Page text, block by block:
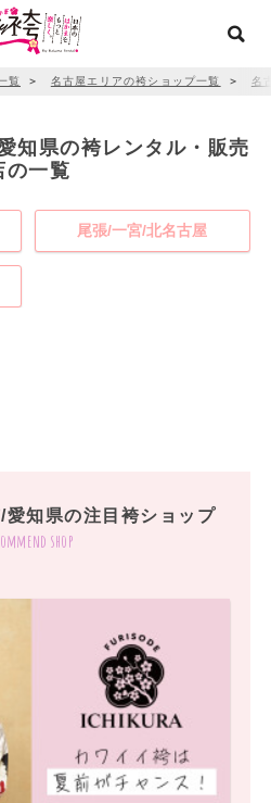
覧 ＞ 名古屋エリアの袴ショップ一覧 ＞ 名
知県の袴レンタル・販売
の一覧
尾張/一宮/北名古屋
愛知県の注目袴ショップ
shop